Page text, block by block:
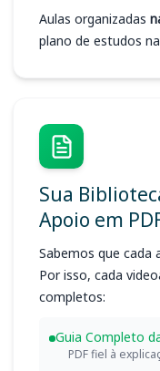
Aulas organizadas
plano de estudos
Sua
Apoio em
Sabemos que cada
Por isso, cada
completos:
Guia Completo
PDF fiel à